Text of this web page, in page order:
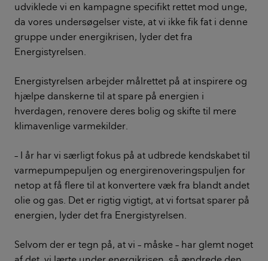
udviklede vi en kampagne specifikt rettet mod unge,
da vores undersøgelser viste, at vi ikke fik fat i denne
gruppe under energikrisen, lyder det fra
Energistyrelsen.
Energistyrelsen arbejder målrettet på at inspirere og
hjælpe danskerne til at spare på energien i
hverdagen, renovere deres bolig og skifte til mere
klimavenlige varmekilder.
– I år har vi særligt fokus på at udbrede kendskabet til
varmepumpepuljen og energirenoveringspuljen for
netop at få flere til at konvertere væk fra blandt andet
olie og gas. Det er rigtig vigtigt, at vi fortsat sparer på
energien, lyder det fra Energistyrelsen.
Selvom der er tegn på, at vi – måske – har glemt noget